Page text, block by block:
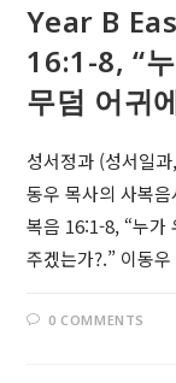
Year B
16:1-8, “
무덤 어귀
성서정과 (성서일
동우 목사의 사복
복음 16:1-8, “누가
주겠는가?.” 이동
0 COMMENTS